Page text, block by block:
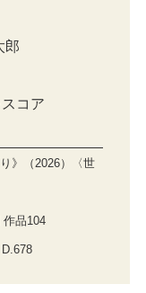
郎
コア
》（2026）〈世
作品104